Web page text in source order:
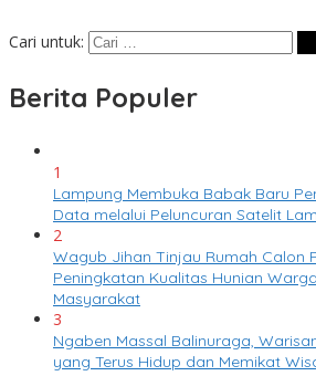
Cari untuk:
Berita Populer
1
Lampung Membuka Babak Baru
Data melalui Peluncuran Satelit
2
Wagub Jihan Tinjau Rumah Calon
Peningkatan Kualitas Hunian
Masyarakat
3
Ngaben Massal Balinuraga,
yang Terus Hidup dan Memikat